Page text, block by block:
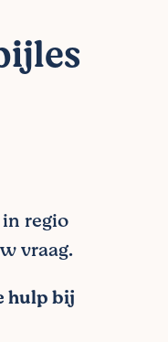
regio
vraag.
hulp bij